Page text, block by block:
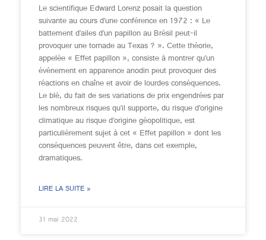
Le scientifique Edward Lorenz posait la question
suivante au cours d’une conférence en 1972 : « Le
battement d’ailes d’un papillon au Brésil peut-il
provoquer une tornade au Texas ? ». Cette théorie,
appelée « Effet papillon », consiste à montrer qu’un
événement en apparence anodin peut provoquer des
réactions en chaîne et avoir de lourdes conséquences.
Le blé, du fait de ses variations de prix engendrées par
les nombreux risques qu’il supporte, du risque d’origine
climatique au risque d’origine géopolitique, est
particulièrement sujet à cet « Effet papillon » dont les
conséquences peuvent être, dans cet exemple,
dramatiques.
LIRE LA SUITE »
31 mai 2022